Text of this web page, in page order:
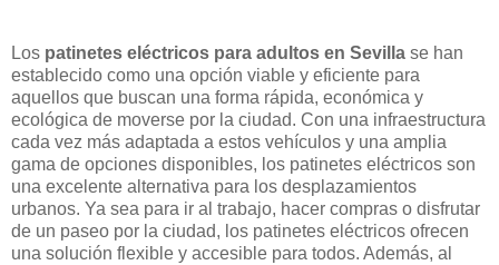
Los patinetes eléctricos para adultos en Sevilla se han
establecido como una opción viable y eficiente para
aquellos que buscan una forma rápida, económica y
ecológica de moverse por la ciudad. Con una infraestructura
cada vez más adaptada a estos vehículos y una amplia
gama de opciones disponibles, los patinetes eléctricos son
una excelente alternativa para los desplazamientos
urbanos. Ya sea para ir al trabajo, hacer compras o disfrutar
de un paseo por la ciudad, los patinetes eléctricos ofrecen
una solución flexible y accesible para todos. Además, al